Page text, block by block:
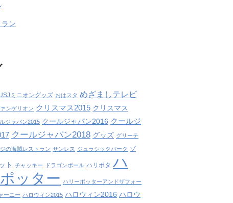
ラン
ミニオングッズ おはスタ めざましテレビ
ンゲリオン クリスマス2015 クリスマス
ジャパン2015 クールジャパン2016 クールジ
クールジャパン2018 グッズ グリーテ
の海賊レストラン サンレス ジュラシックパーク ゾ
ト チャッキー ドラゴンボール ハリポタ ハ
ッター ハリーポッターアンドザフォー
ーニー ハロウィン2015 ハロウィン2016 ハロウ